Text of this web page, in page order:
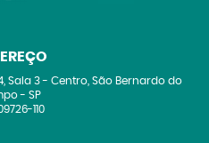
Sala 3- Centro, São Bernardo do
- SP
110